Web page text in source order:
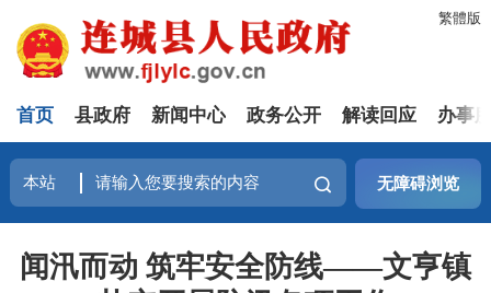
繁體版
首页 县政府 新闻中心 政务公开 解读回应 办事
无障碍浏览
闻汛而动 筑牢安全防线——文亨镇